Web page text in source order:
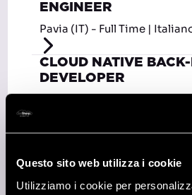
Questo sito web utilizza i cookie
Utilizziamo i cookie per
ENGINEER
Pavia (IT) - Full Time |
CLOUD NATIVE
DEVELOPER
CLOUD NATIVE
Pavia (IT) - Full Time | Italiano